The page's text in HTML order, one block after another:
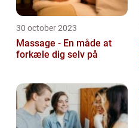
30 october 2023
Massage - En måde at
forkæle dig selv på